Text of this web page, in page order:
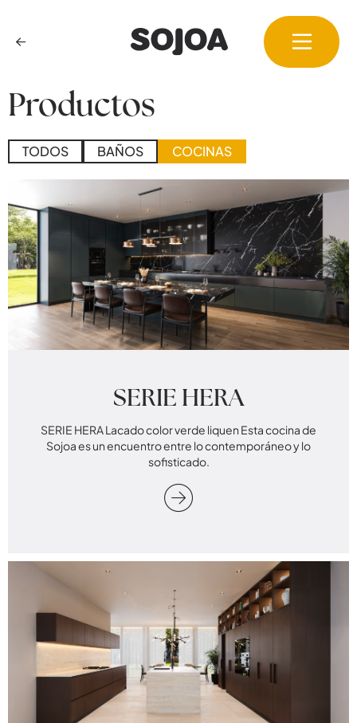
Productos
TODOS BAÑOS COCINAS
SERIE HERA
SERIE HERA Lacado color verde liquen Esta cocina de
Sojoa es un encuentro entre lo contemporáneo y lo
sofisticado.